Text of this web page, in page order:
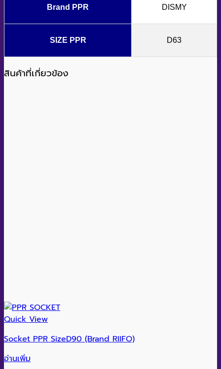
Brand PPR DISMY
SIZE PPR D63
สินค้าที่เกี่ยวข้อง
Quick View
Socket PPR SizeD90 (Brand RIIFO)
อ่านเพิ่ม